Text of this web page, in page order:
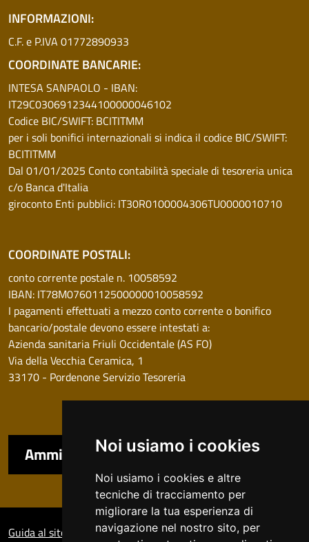
Noi usiamo i cookies
Noi usiamo i cookies e altre
tecniche di tracciamento per
migliorare la tua esperienza di
navigazione nel nostro sito, per
INFORMAZIONI:
C.F. e P.IVA 01772890933
COORDINATE BANCARIE:
INTESA SANPAOLO - IBAN:
IT29C0306912344100000046102
Codice BIC/SWIFT: BCITITMM
per i soli bonifici internazionali si indica il codice BIC/SWIFT:
BCITITMM
Dal 01/01/2025 Conto contabilità speciale di tesoreria unica
c/o Banca d'Italia
giroconto Enti pubblici: IT30R0100004306TU0000010710
COORDINATE POSTALI:
conto corrente postale n. 10058592
IBAN: IT78M0760112500000010058592
I pagamenti effettuati a mezzo conto corrente o bonifico
bancario/postale devono essere intestati a:
Azienda sanitaria Friuli Occidentale (AS FO)
Via della Vecchia Ceramica, 1
33170 - Pordenone Servizio Tesoreria
Amministrazione trasparente
Guida al sito